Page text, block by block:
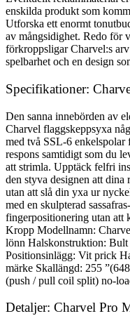
enskilda produkt som
Utforska ett enormt
av mångsidighet. Redo för
förkroppsligar Charvel:s
spelbarhet och en design
Specifikationer:
Den sanna innebörden av
Charvel flaggskeppsyxa
med två SSL-6
respons samtidigt som du
att strimla. Upptäck felfri
den styva designen att
utan att slå din yxa ur
med en skulpterad
fingerpositionering utan att
Kropp Modellnamn:
lönn Halskonstruktion: Bult
Positionsinlägg: Vit prick
märke Skallängd: 255
(push / pull coil split) no-
Detaljer: Charvel Pro